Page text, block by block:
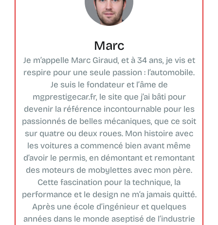
Marc
Je m’appelle Marc Giraud, et à 34 ans, je vis et
respire pour une seule passion : l’automobile.
Je suis le fondateur et l’âme de
mgprestigecar.fr, le site que j’ai bâti pour
devenir la référence incontournable pour les
passionnés de belles mécaniques, que ce soit
sur quatre ou deux roues. Mon histoire avec
les voitures a commencé bien avant même
d’avoir le permis, en démontant et remontant
des moteurs de mobylettes avec mon père.
Cette fascination pour la technique, la
performance et le design ne m’a jamais quitté.
Après une école d’ingénieur et quelques
années dans le monde aseptisé de l’industrie